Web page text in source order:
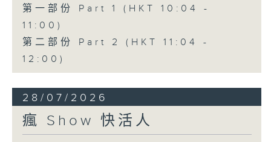
第一部份 Part 1 (HKT 10:04 -
11:00)
第二部份 Part 2 (HKT 11:04 -
12:00)
28/07/2026
瘋 Show 快活人